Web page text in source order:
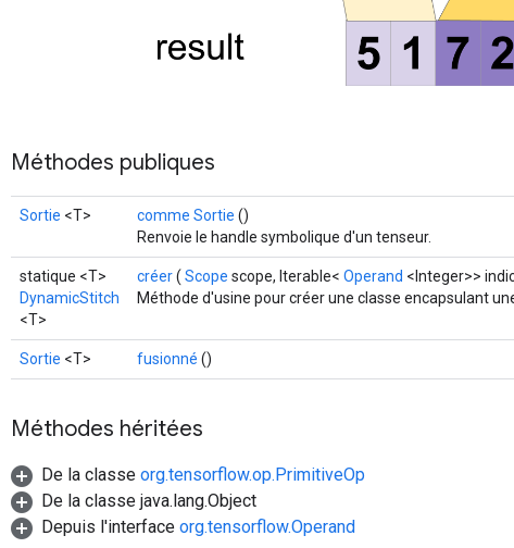
Méthodes publiques
Sortie <T> comme Sortie ()
Renvoie le handle symbolique d'un tenseur.
statique <T>
DynamicStitch
<T>
créer( Scope scope, Iterable< Operand <Integer>>
Méthode d'usine pour créer une classe encapsulant
Sortie <T> fusionné ()
Méthodes héritées
De la classe org.tensorflow.op.PrimitiveOp
De la classe java.lang.Object
Depuis l'interface org.tensorflow.Operand